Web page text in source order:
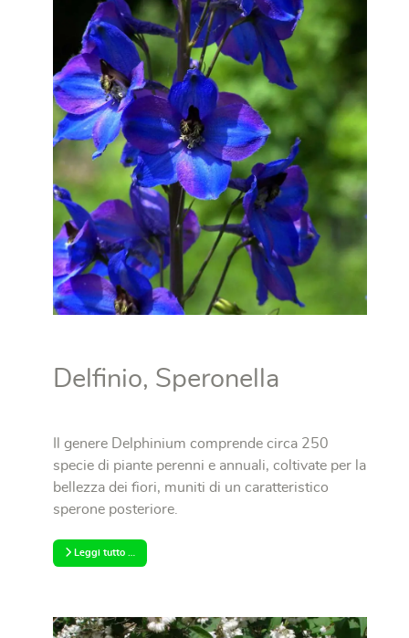
Delfinio, Speronella
Il genere Delphinium comprende circa 250
specie di piante perenni e annuali, coltivate per la
bellezza dei fiori, muniti di un caratteristico
sperone posteriore.
Leggi tutto …